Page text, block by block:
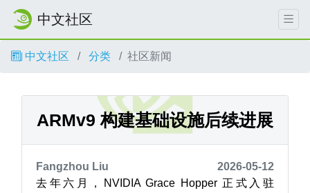
中文社区
中文社区 分类 社区新闻
ARMv9 构建基础设施后续进展
Fangzhou Liu
2026-05-12
去年六月，NVIDIA Grace Hopper 正式入驻